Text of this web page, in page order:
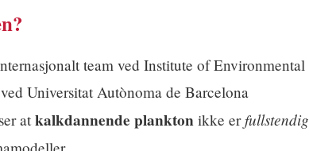
team ved Institute of Environmental
Universitat Autònoma de Barcelona
at kalkdannende plankton ikke erfullstendig